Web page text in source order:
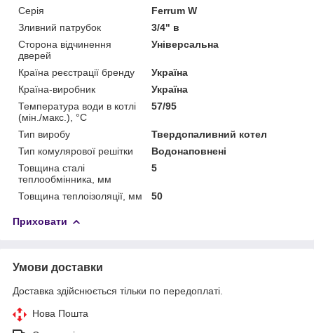
Серія
Ferrum W
Зливний патрубок
3/4" в
Сторона відчинення
дверей
Універсальна
Країна реєстрації бренду
Україна
Країна-виробник
Україна
Температура води в котлі
(мін./макс.), °C
57/95
Тип виробу
Твердопаливний котел
Тип комулярової решітки
Водонаповнені
Товщина сталі
теплообмінника, мм
5
Товщина теплоізоляції, мм 50
Приховати
Умови доставки
Доставка здійснюється тільки по передоплаті.
Нова Пошта